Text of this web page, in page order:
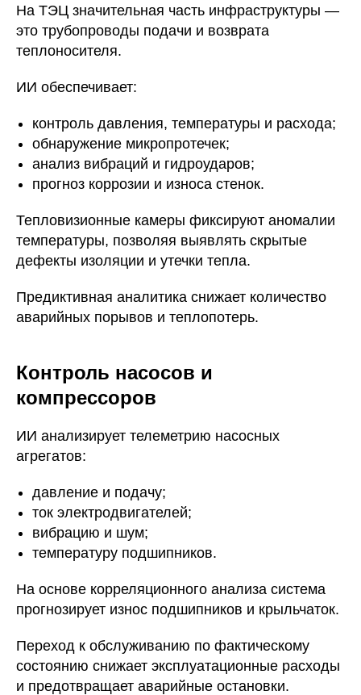
На ТЭЦ значительная часть инфраструктуры —
это трубопроводы подачи и возврата
теплоносителя.
ИИ обеспечивает:
контроль давления, температуры и расхода;
обнаружение микропротечек;
анализ вибраций и гидроударов;
прогноз коррозии и износа стенок.
Тепловизионные камеры фиксируют аномалии
температуры, позволяя выявлять скрытые
дефекты изоляции и утечки тепла.
Предиктивная аналитика снижает количество
аварийных порывов и теплопотерь.
Контроль насосов и
компрессоров
ИИ анализирует телеметрию насосных
агрегатов:
давление и подачу;
ток электродвигателей;
вибрацию и шум;
температуру подшипников.
На основе корреляционного анализа система
прогнозирует износ подшипников и крыльчаток.
Переход к обслуживанию по фактическому
состоянию снижает эксплуатационные расходы
и предотвращает аварийные остановки.